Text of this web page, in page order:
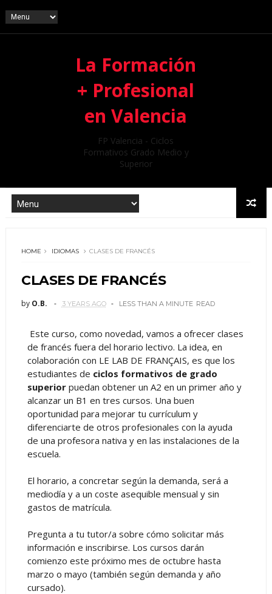
La Formación
+ Profesional
en Valencia
FP Valencia - Ciclos
Formativos Grado Medio y
Superior
HOME IDIOMAS CLASES DE FRANCÉS
CLASES DE FRANCÉS
by O.B. 3 YEARS AGO LESS THAN A MINUTE READ
Este curso, como novedad, vamos a ofrecer clases
de francés fuera del horario lectivo. La idea, en
colaboración con LE LAB DE FRANÇAIS, es que los
estudiantes de ciclos formativos de grado
superior puedan obtener un A2 en un primer año y
alcanzar un B1 en tres cursos. Una buen
oportunidad para mejorar tu currículum y
diferenciarte de otros profesionales con la ayuda
de una profesora nativa y en las instalaciones de la
escuela.
El horario, a concretar según la demanda, será a
mediodía y a un coste asequible mensual y sin
gastos de matrícula.
Pregunta a tu tutor/a sobre cómo solicitar más
información e inscribirse. Los cursos darán
comienzo este próximo mes de octubre hasta
marzo o mayo (también según demanda y año
cursado).